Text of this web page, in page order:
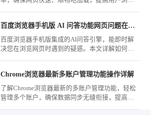
百度浏览器手机版 AI 问答功能网页问题在线解答
百度浏览器手机版集成的AI问答引擎，能即时解
决您在浏览网页时遇到的疑惑。本文详解如何调
Chrome浏览器最新多账户管理功能操作详解
了解Chrome浏览器最新的多账户管理功能，轻松
管理多个账户，确保数据同步无缝衔接，提高使